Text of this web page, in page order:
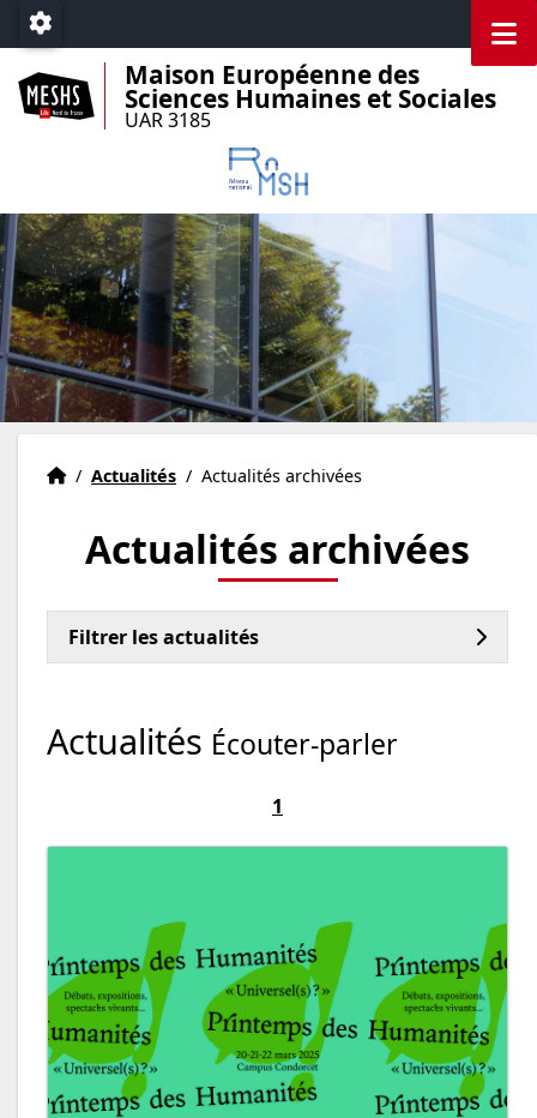
Accéder au menu principal
Accéder au contenu
Paramétrage
Maison Européenne des
Sciences Humaines et Sociales
UAR 3185
Accueil
Accueil
/ Actualités / Actualités archivées
Actualités archivées
Filtrer les actualités
Actualités Écouter-parler
1